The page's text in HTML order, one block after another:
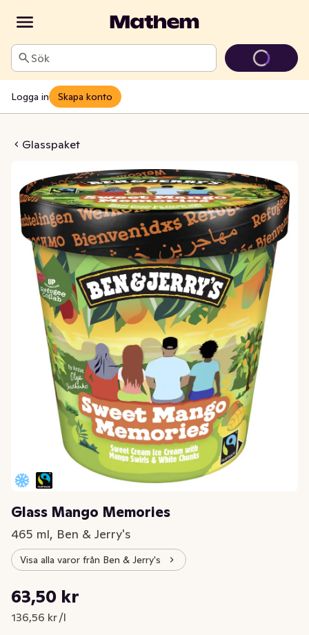
Sök
Logga in Skapa konto
Glasspaket
Memories
Glass Mango Memories
465 ml, Ben & Jerry's
Visa alla varor från Ben & Jerry's
Nuvarande pris är: 63,50 kr
63,50 kr
136,56 kr /l
Styckpris: 136,56 kr /l